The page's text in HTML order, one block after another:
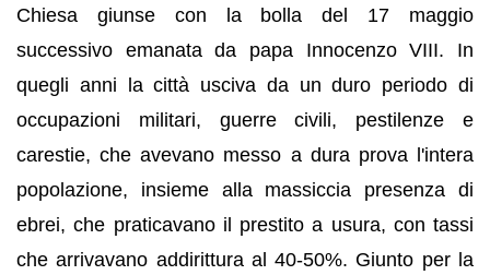
Chiesa giunse con la bolla del 17 maggio
successivo emanata da papa Innocenzo VIII. In
quegli anni la città usciva da un duro periodo di
occupazioni militari, guerre civili, pestilenze e
carestie, che avevano messo a dura prova l'intera
popolazione, insieme alla massiccia presenza di
ebrei, che praticavano il prestito a usura, con tassi
che arrivavano addirittura al 40-50%. Giunto per la